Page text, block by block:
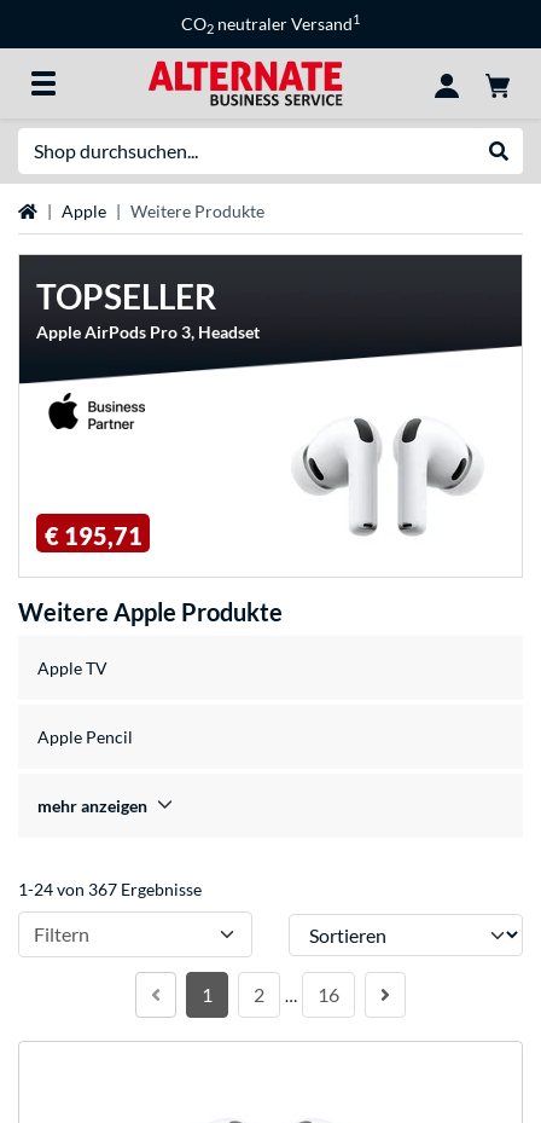
CO2 neutraler Versand1
Startseite
Apple Weitere Produkte
TOPSELLER
Apple AirPods Pro 3, Headset
€ 195,71
Weitere Apple Produkte
Apple TV
Apple Pencil
mehr anzeigen
1-24 von 367 Ergebnisse
Filtern Sortieren
1 2 … 16